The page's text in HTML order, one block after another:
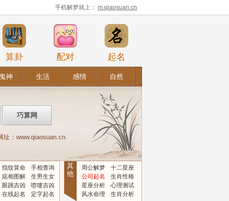
手机解梦就上： m.qiaosuan.cn
算卦 配对 起名
鬼神 生活 感情 自然
址：www.qiaosuan.cn
指纹算命
手相查询
痣相图解
生男生女
眼跳吉凶
喷嚏吉凶
在线起名
定字起名
其
他
周公解梦
十二星座
公司起名
生肖性格
星座分析
心理测试
风水命理
生肖分析